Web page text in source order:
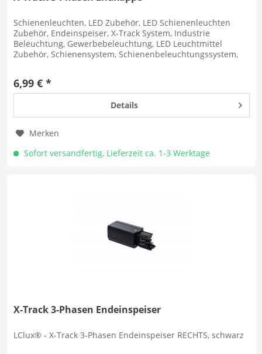
Schienenleuchten, LED Zubehör, LED Schienenleuchten
Zubehör, Endeinspeiser, X-Track System, Industrie
Beleuchtung, Gewerbebeleuchtung, LED Leuchtmittel
Zubehör, Schienensystem, Schienenbeleuchtungssystem,
6,99 € *
Details
Merken
Sofort versandfertig, Lieferzeit ca. 1-3 Werktage
X-Track 3-Phasen Endeinspeiser
LClux® - X-Track 3-Phasen Endeinspeiser RECHTS, schwarz